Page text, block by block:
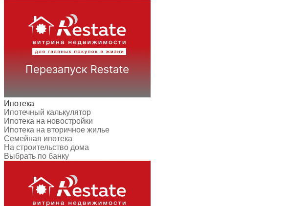
Ипотека
Ипотечный калькулятор
Ипотека на новостройки
Ипотека на вторичное жилье
Семейная ипотека
На строительство дома
Выбрать по банку